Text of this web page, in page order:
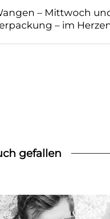
– Mittwoch
– im
gefallen